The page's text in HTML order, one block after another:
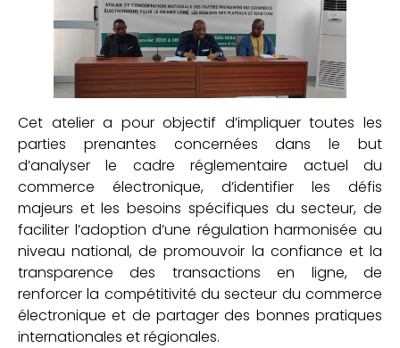
Cet atelier a pour objectif d’impliquer toutes les
parties prenantes concernées dans le but
d’analyser le cadre réglementaire actuel du
commerce électronique, d’identifier les défis
majeurs et les besoins spécifiques du secteur, de
faciliter l’adoption d’une régulation harmonisée au
niveau national, de promouvoir la confiance et la
transparence des transactions en ligne, de
renforcer la compétitivité du secteur du commerce
électronique et de partager des bonnes pratiques
internationales et régionales.